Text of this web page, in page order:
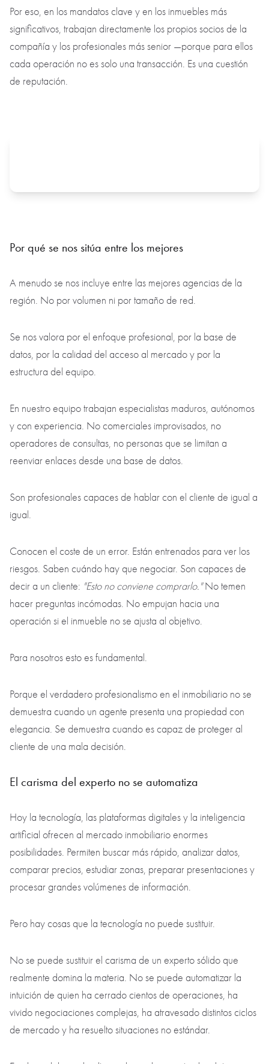
Por eso, en los mandatos clave y en los inmuebles más
significativos, trabajan directamente los propios socios de la
compañía y los profesionales más senior —porque para ellos
cada operación no es solo una transacción. Es una cuestión
de reputación.
Por qué se nos sitúa entre los mejores
A menudo se nos incluye entre las mejores agencias de la
región. No por volumen ni por tamaño de red.
Se nos valora por el enfoque profesional, por la base de
datos, por la calidad del acceso al mercado y por la
En nuestro equipo trabajan especialistas maduros, autónomos
y con experiencia. No comerciales improvisados, no
operadores de consultas, no personas que se limitan a
reenviar enlaces desde una base de datos.
Son profesionales capaces de hablar con el cliente de igual a
Conocen el coste de un error. Están entrenados para ver los
riesgos. Saben cuándo hay que negociar. Son capaces de
decir a un cliente:"Esto no conviene comprarlo."
operación si el inmueble no se ajusta al objetivo.
Para nosotros esto es fundamental.
Porque el verdadero profesionalismo en el inmobiliario no se
demuestra cuando un agente presenta una propiedad con
elegancia. Se demuestra cuando es capaz de proteger al
Hoy la tecnología, las plataformas digitales y la inteligencia
artificial ofrecen al mercado inmobiliario enormes
posibilidades. Permiten buscar más rápido, analizar datos,
comparar precios, estudiar zonas, preparar presentaciones y